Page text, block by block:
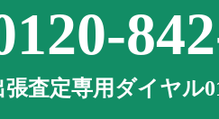
張査定専用ダイヤル